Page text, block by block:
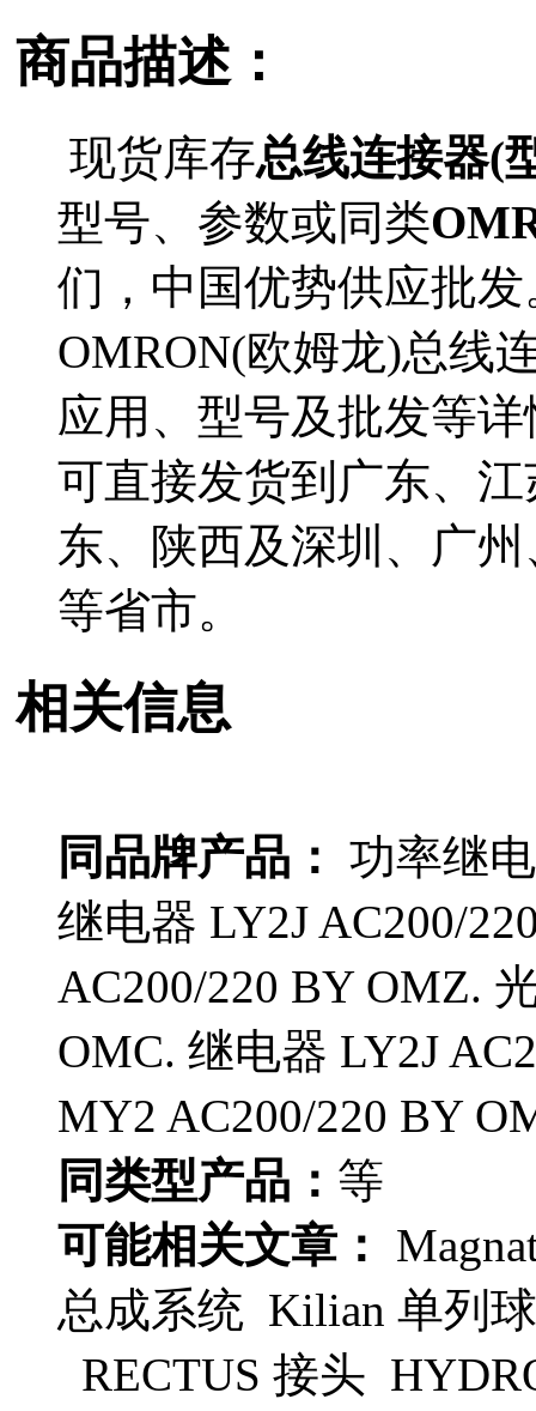
商品描述：
现货库存总线连接器(
型号、参数或同类
们，中国优势供应批
OMRON(欧姆龙)总线
应用、型号及批发等
可直接发货到广东、
东、陕西及深圳、广
等省市。
相关信息
同品牌产品： 功率继
继电器 LY2J AC200/
AC200/220 BY OMZ.
OMC. 继电器 LY2J
MY2 AC200/220 BY
同类型产品： 等
可能相关文章：
总成系统 Kilian 单列
RECTUS 接头